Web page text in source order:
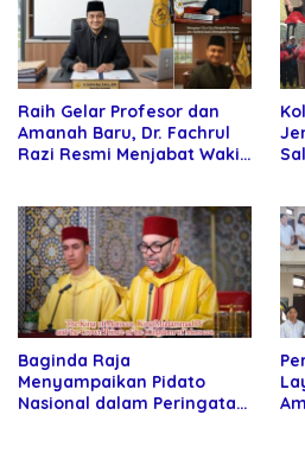
Raih Gelar Profesor dan
Amanah Baru, Dr. Fachrul
Razi Resmi Menjabat Wakil
Baginda Raja
Menyampaikan Pidato
Nasional dalam Peringatan